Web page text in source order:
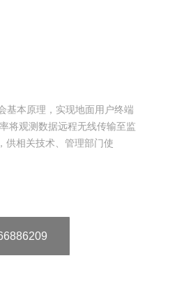
基本原理，实现地面用户终端
将观测数据远程无线传输至监
供相关技术、管理部门使